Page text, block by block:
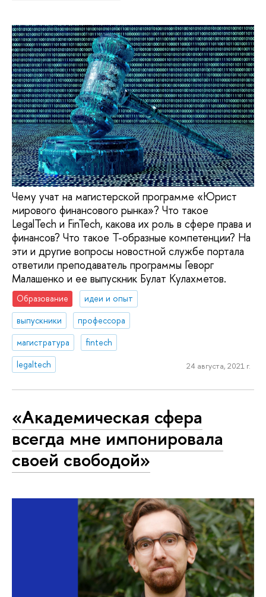
Чему учат на магистерской программе «Юрист
мирового финансового рынка»? Что такое
LegalTech и FinTech, какова их роль в сфере права и
финансов? Что такое Т-образные компетенции? На
эти и другие вопросы новостной службе портала
ответили преподаватель программы Геворг
Малашенко и ее выпускник Булат Кулахметов.
Образование
идеи и опыт
выпускники
профессора
магистратура
fintech
legaltech
24 августа, 2021 г.
«Академическая сфера
всегда мне импонировала
своей свободой»